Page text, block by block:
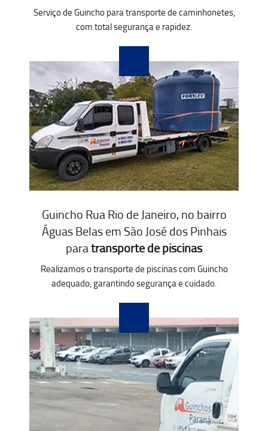
Serviço de Guincho para transporte de caminhonetes,
com total segurança e rapidez.
Guincho Rua Rio de Janeiro, no bairro
Águas Belas em São José dos Pinhais
paratransporte de piscinas
Realizamos o transporte de piscinas com Guincho
adequado, garantindo segurança e cuidado.